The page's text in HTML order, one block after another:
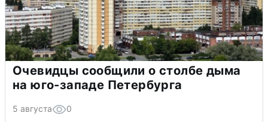
Очевидцы сообщили о столбе дыма
на юго-западе Петербурга
5 августа 0